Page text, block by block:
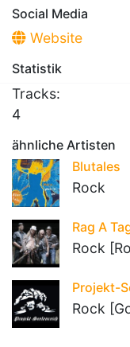
Social Media
Website
Statistik
Tracks:
4
ähnliche Artisten
Blutales
Rock
Rag A
Rock
Projekt-
Rock